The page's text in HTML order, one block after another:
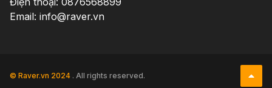
Email: info@raver.vn
© Raver.vn 2024 . All rights reserved.